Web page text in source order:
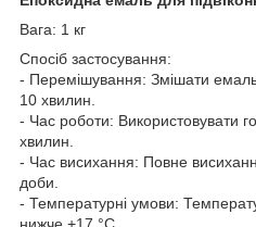
Вага: 1 кг
Спосіб застосування:
- Перемішування: Змішати
10 хвилин.
- Час роботи: Використовувати
хвилин.
- Час висихання: Повне
доби.
- Температурні умови:
нижче +17 °C.